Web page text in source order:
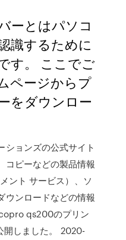
ーとはパソコ
識するために
す。 ここでご
ページからプ
をダウンロー
ションズの公式サイト
コピーなどの製品情報
ント サービス）、ソ
ウンロードなどの情報
qs200のプリン
開しました。 2020-